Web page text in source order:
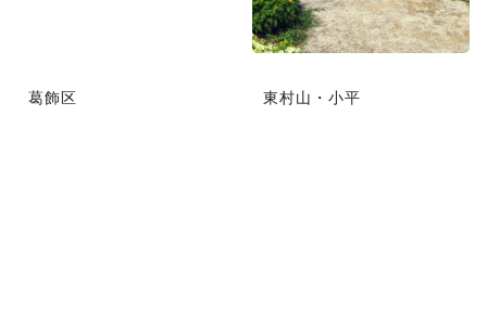
葛飾区 東村山・小平